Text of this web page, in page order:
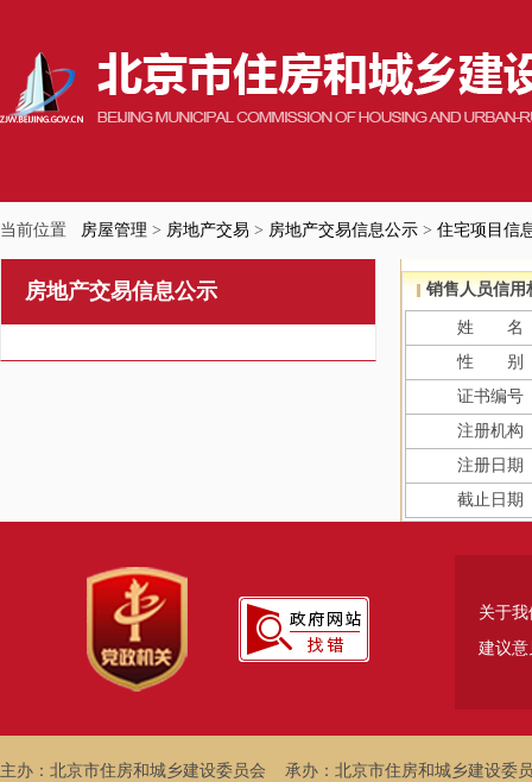
当前位置 房屋管理 > 房地产交易 > 房地产交易信息公示 > 住宅项目信
房地产交易信息公示 销售人员信用
姓 名
性 别
证书编号
注册机构
注册日期
截止日期
关于我
建议意
主办：北京市住房和城乡建设委员会 承办：北京市住房和城乡建设委